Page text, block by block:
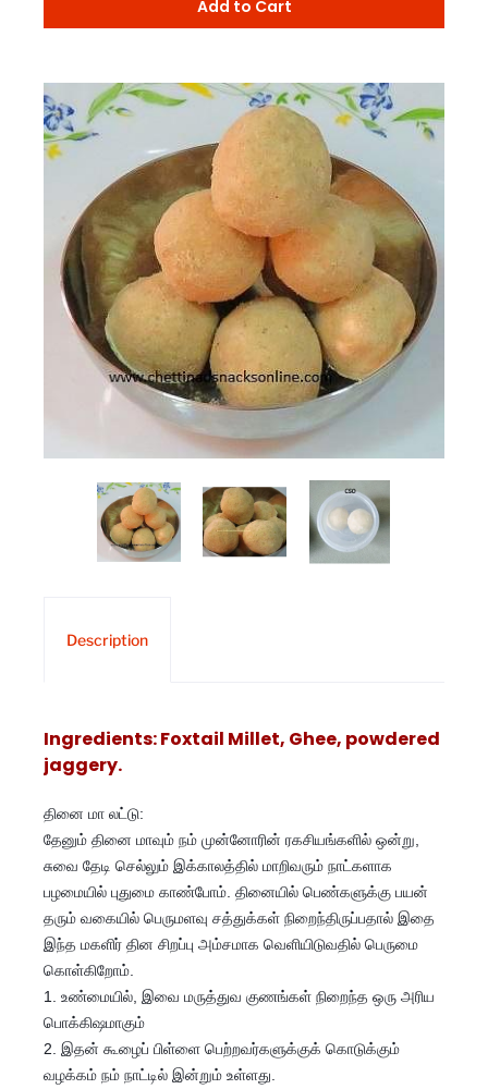
Description
Ingredients: Foxtail Millet, Ghee, powdered
jaggery.
தினை மா லட்டு:
தேனும் தினை மாவும் நம் முன்னோரின் ரகசியங்களில் ஒன்று,
சுவை தேடி செல்லும் இக்காலத்தில் மாறிவரும் நாட்களாக
பழமையில் புதுமை காண்போம். தினையில் பெண்களுக்கு பயன்
தரும் வகையில் பெருமளவு சத்துக்கள் நிறைந்திருப்பதால் இதை
இந்த மகளிர் தின சிறப்பு அம்சமாக வெளியிடுவதில் பெருமை
கொள்கிறோம்.
1. உண்மையில், இவை மருத்துவ குணங்கள் நிறைந்த ஒரு அரிய
பொக்கிஷமாகும்
2. இதன் கூழைப் பிள்ளை பெற்றவர்களுக்குக் கொடுக்கும்
வழக்கம் நம் நாட்டில் இன்றும் உள்ளது.